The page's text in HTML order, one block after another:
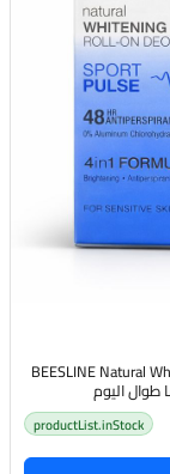
BEESLINE Natural
productList.inStock